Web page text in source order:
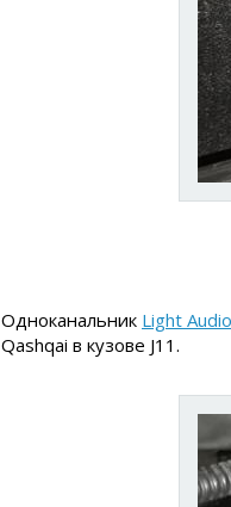
Одноканальник Light
Qashqai в кузове J11.